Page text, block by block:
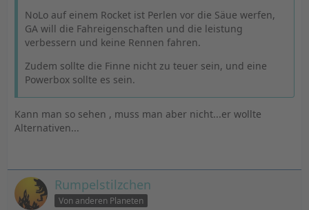
NoLo auf einem Rocket ist Perlen vor die Säue werfen,
GA will die Fahreigenschaften und die leistung
verbessern und keine Rennen fahren.
Zudem sollte die Finne nicht zu teuer sein, und eine
Powerbox sollte es sein.
Kann man so sehen , muss man aber nicht...er wollte
Alternativen...
Rumpelstilzchen
Von anderen Planeten